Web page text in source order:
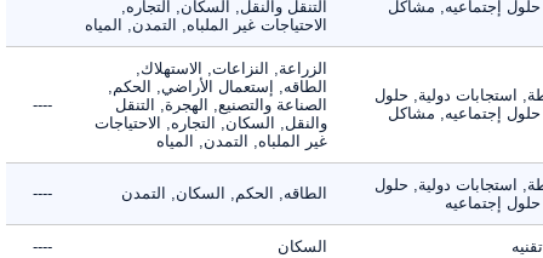
إجتماعيه, مشاكل
التنقل والنقل, السكان, التجاره,
الاحتياجات غير الملباه, التمدن, المياه
استجابات دولية, حلول
إجتماعيه, مشاكل
الزراعة, النزاعات, الاستهلاك,
الطاقه, إستعمال الأراضي, الحكم,
الصناعة والتصنيع, الهجرة, التنقل
والنقل, السكان, التجاره, الاحتياجات
غير الملباه, التمدن, المياه
----
استجابات دولية, حلول
إجتماعيه
الطاقه, الحكم, السكان, التمدن ----
السكان ----